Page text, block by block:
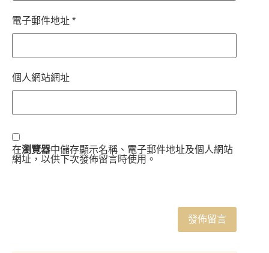
電子郵件地址 *
個人網站網址
在瀏覽器中儲存顯示名稱、電子郵件地址及個人網站
網址，以供下次發佈留言時使用。